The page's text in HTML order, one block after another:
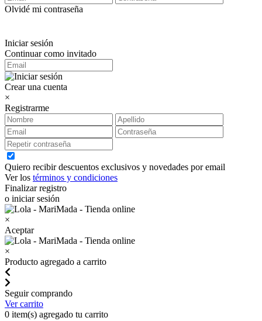
Olvidé mi contraseña
Iniciar sesión
Continuar como invitado
Crear una cuenta
×
Registrarme
Quiero recibir descuentos exclusivos y novedades por email
Ver los términos y condiciones
Finalizar registro
o iniciar sesión
×
Aceptar
×
Producto agregado a carrito
Seguir comprando
Ver carrito
0 item(s) agregado tu carrito